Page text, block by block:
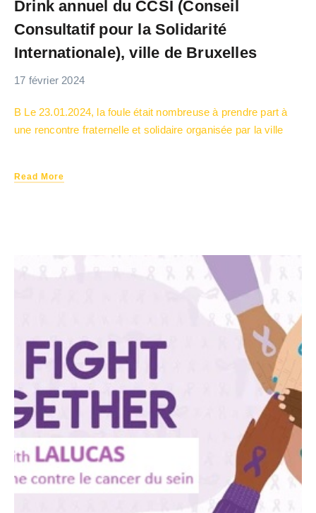
Drink annuel du CCSI (Conseil
Consultatif pour la Solidarité
Internationale), ville de Bruxelles
17 février 2024
B Le 23.01.2024, la foule était nombreuse à prendre part à
une rencontre fraternelle et solidaire organisée par la ville
Read More